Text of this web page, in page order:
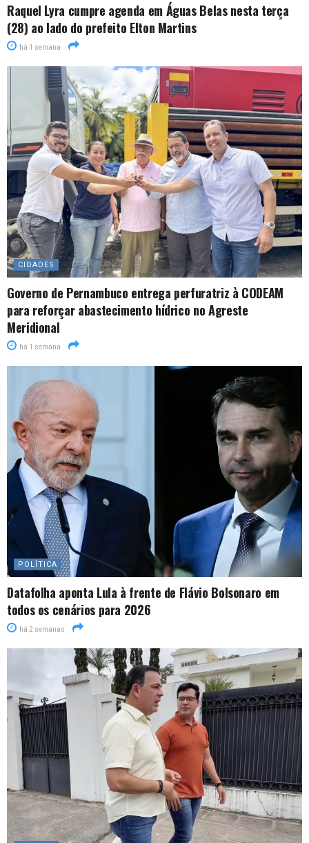
Raquel Lyra cumpre agenda em Águas Belas nesta terça
(28) ao lado do prefeito Elton Martins
há 1 semana
CIDADES
Governo de Pernambuco entrega perfuratriz à CODEAM
para reforçar abastecimento hídrico no Agreste
Meridional
há 1 semana
POLÍTICA
Datafolha aponta Lula à frente de Flávio Bolsonaro em
todos os cenários para 2026
há 2 semanas